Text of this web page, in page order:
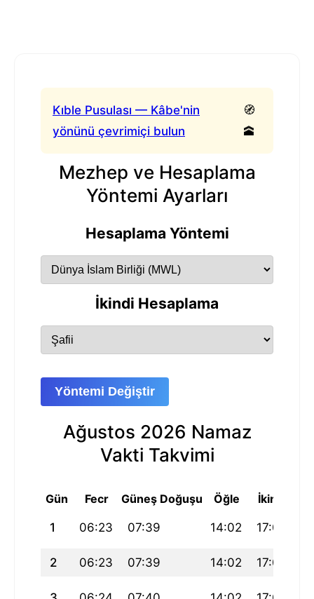
Kıble Pusulası — Kâbe'nin
yönünü çevrimiçi bulun
🧭
🕋
Mezhep ve Hesaplama
Yöntemi Ayarları
Hesaplama Yöntemi
İkindi Hesaplama
Yöntemi Değiştir
Ağustos 2026 Namaz
Vakti Takvimi
Gün Fecr Güneş Doğuşu Öğle İkindi
1 06:23 07:39 14:02 17:03
2 06:23 07:39 14:02 17:03